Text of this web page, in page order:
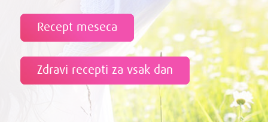
Recept meseca
Zdravi recepti za vsak dan